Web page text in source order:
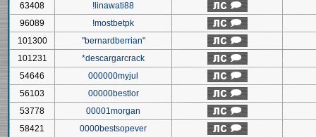
63408
!linawati88
96089
!mostbetpk
101300
"bernardberrian"
101231
*descargarcrack
54646
000000myjul
56103
00000bestlor
53778
00001morgan
58421
0000bestsopever